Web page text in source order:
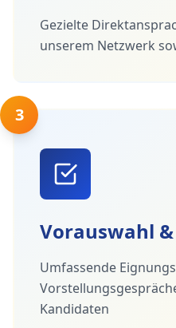
Gezielte
unserem Netzwerk
3
Vorauswahl
Umfassende
Kandidaten